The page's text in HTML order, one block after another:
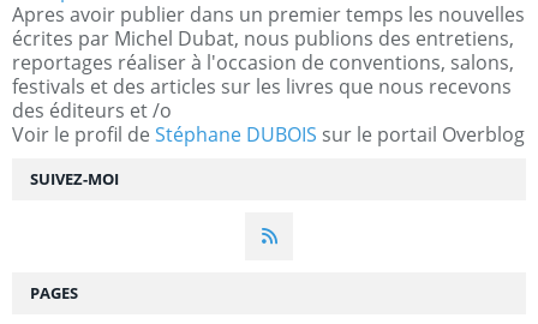
SUIVEZ-MOI
Apres avoir publier dans un premier temps les nouvelles
écrites par Michel Dubat, nous publions des entretiens,
reportages réaliser à l'occasion de conventions, salons,
festivals et des articles sur les livres que nous recevons
des éditeurs et /o
Voir le profil de Stéphane DUBOIS sur le portail Overblog
PAGES